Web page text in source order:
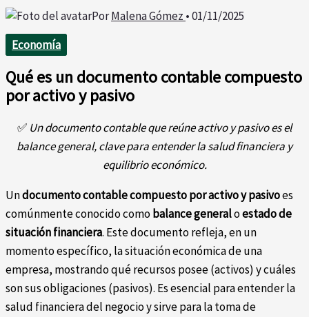
PorMalena Gómez •01/11/2025
Economía
Qué es un documento contable compuesto
por activo y pasivo
✅ Un documento contable que reúne activo y pasivo es el
balance general, clave para entender la salud financiera y
equilibrio económico.
Undocumento contable compuesto por activo y pasivoes
comúnmente conocido comobalance generaloestado de
situación financiera. Este documento refleja, en un
momento específico, la situación económica de una
empresa, mostrando qué recursos posee (activos) y cuáles
son sus obligaciones (pasivos). Es esencial para entender la
salud financiera del negocio y sirve para la toma de